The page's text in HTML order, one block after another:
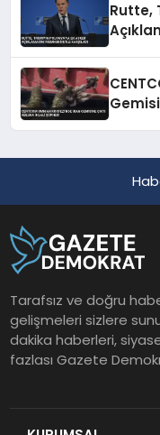
Rutte,
Tarafsız ve doğru
gelişmeleri sizlere
dakika haberleri,
fazlası Gazete